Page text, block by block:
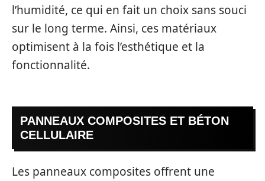
l’humidité, ce qui en fait un choix sans souci
sur le long terme. Ainsi, ces matériaux
optimisent à la fois l’esthétique et la
fonctionnalité.
PANNEAUX COMPOSITES ET BÉTON
CELLULAIRE
Les panneaux composites offrent une